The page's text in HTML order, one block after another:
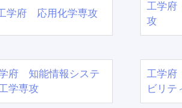
学府 応用化学専攻
工学府
攻
府 知能情報システ
学専攻
工学府
ビリテ